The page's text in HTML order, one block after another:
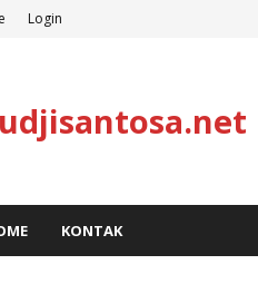
Login
KONTAK